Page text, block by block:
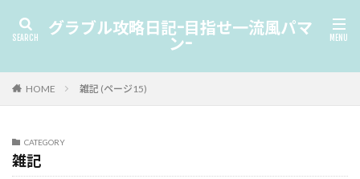
グラブル攻略日記-目指せ一流風パマ
ン-
HOME 雑記 (ページ15)
CATEGORY
雑記